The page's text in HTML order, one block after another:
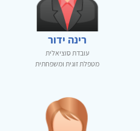
רינה ידור
עובדת סוציאלית
מטפלת זוגית ומשפחתית